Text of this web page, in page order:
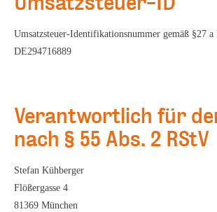
Umsatzsteuer-Identifikationsnummer gemäß §27 a
DE294716889
Verantwortlich für
nach § 55 Abs. 2 RStV
Stefan Kühberger
Flößergasse 4
81369 München